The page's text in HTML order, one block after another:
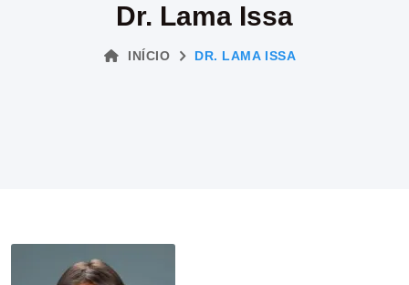
Dr. Lama Issa
INÍCIO DR. LAMA ISSA